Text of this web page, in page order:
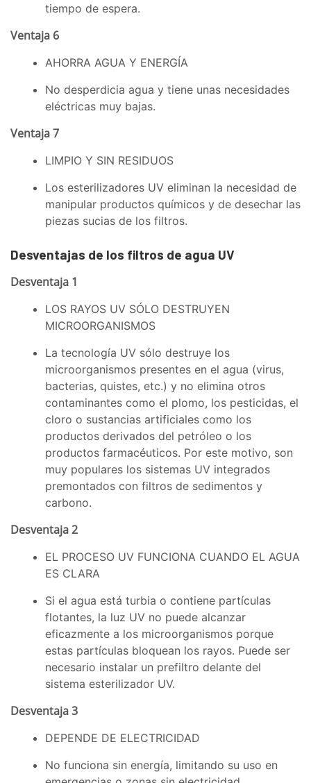
tiempo de espera.
Ventaja 6
AHORRA AGUA Y ENERGÍA
No desperdicia agua y tiene unas necesidades
eléctricas muy bajas.
Ventaja 7
LIMPIO Y SIN RESIDUOS
Los esterilizadores UV eliminan la necesidad de
manipular productos químicos y de desechar las
piezas sucias de los filtros.
Desventajas de los filtros de agua UV
Desventaja 1
LOS RAYOS UV SÓLO DESTRUYEN
MICROORGANISMOS
La tecnología UV sólo destruye los
microorganismos presentes en el agua (virus,
bacterias, quistes, etc.) y no elimina otros
contaminantes como el plomo, los pesticidas, el
cloro o sustancias artificiales como los
productos derivados del petróleo o los
productos farmacéuticos. Por este motivo, son
muy populares los sistemas UV integrados
premontados con filtros de sedimentos y
carbono.
Desventaja 2
EL PROCESO UV FUNCIONA CUANDO EL AGUA
ES CLARA
Si el agua está turbia o contiene partículas
flotantes, la luz UV no puede alcanzar
eficazmente a los microorganismos porque
estas partículas bloquean los rayos. Puede ser
necesario instalar un prefiltro delante del
sistema esterilizador UV.
Desventaja 3
DEPENDE DE ELECTRICIDAD
No funciona sin energía, limitando su uso en